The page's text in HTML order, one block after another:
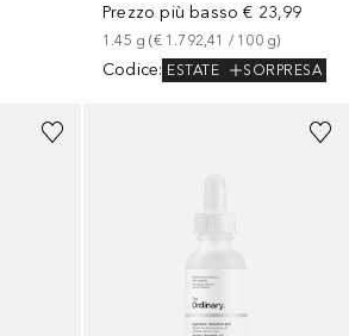
Prezzo più basso € 23,99
1.45 g (€ 1.792,41 / 100 g)
Codice: ESTATE SORPRESA